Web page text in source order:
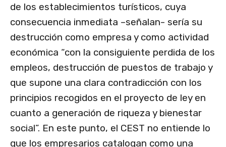
de los establecimientos turísticos, cuya
consecuencia inmediata –señalan- sería su
destrucción como empresa y como actividad
económica “con la consiguiente perdida de los
empleos, destrucción de puestos de trabajo y
que supone una clara contradicción con los
principios recogidos en el proyecto de ley en
cuanto a generación de riqueza y bienestar
social”. En este punto, el CEST no entiende lo
que los empresarios catalogan como una